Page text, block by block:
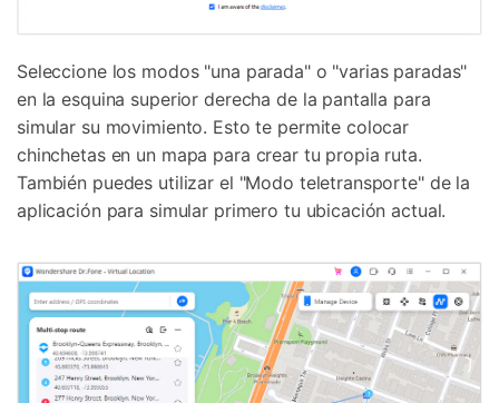
Seleccione los modos "una parada" o "varias paradas"
en la esquina superior derecha de la pantalla para
simular su movimiento. Esto te permite colocar
chinchetas en un mapa para crear tu propia ruta.
También puedes utilizar el "Modo teletransporte" de la
aplicación para simular primero tu ubicación actual.